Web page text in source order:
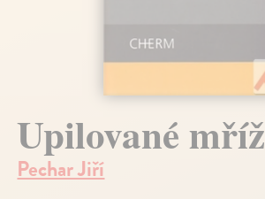
Upilované
Pechar Jiří